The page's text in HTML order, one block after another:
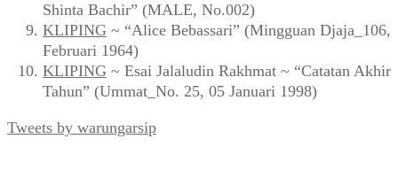
Shinta Bachir” (MALE, No.002)
KLIPING ~ “Alice Bebassari” (Mingguan Djaja_106,
Februari 1964)
KLIPING ~ Esai Jalaludin Rakhmat ~ “Catatan Akhir
Tahun” (Ummat_No. 25, 05 Januari 1998)
Tweets by warungarsip